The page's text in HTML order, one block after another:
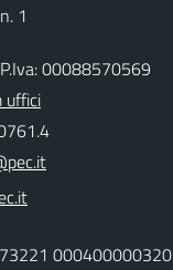
1
00088570569
uffici
000400000320